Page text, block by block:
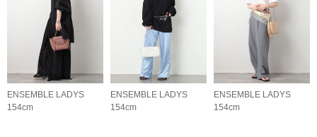
ENSEMBLE LADYS
154cm
ENSEMBLE LADYS
154cm
ENSEMBLE LADYS
154cm